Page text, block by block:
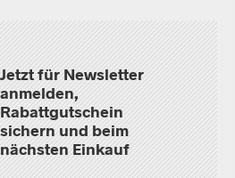
Jetzt für Newsletter
anmelden,
Rabattgutschein
sichern und beim
nächsten Einkauf